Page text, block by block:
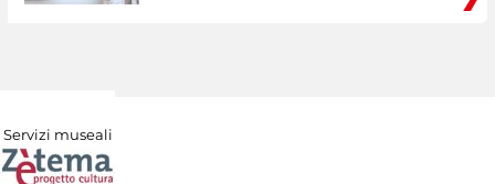
Servizi museali